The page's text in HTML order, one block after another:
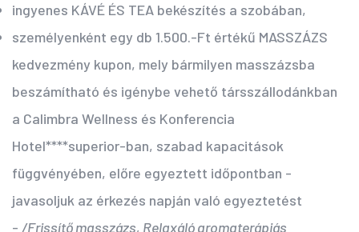
ingyenes KÁVÉ ÉS TEA bekészítés a szobában,
személyenként egy db 1.500.-Ft értékű MASSZÁZS
kedvezmény kupon, mely bármilyen masszázsba
beszámítható és igénybe vehető társszállodánkban
a Calimbra Wellness és Konferencia
Hotel****superior-ban, szabad kapacitások
függvényében, előre egyeztett időpontban -
javasoljuk az érkezés napján való egyeztetést
- /Frissítő masszázs, Relaxáló aromaterápiás